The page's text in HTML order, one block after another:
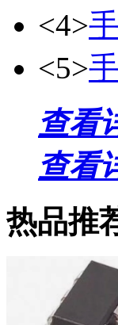
<4>
<5>
查看
查看
热品推